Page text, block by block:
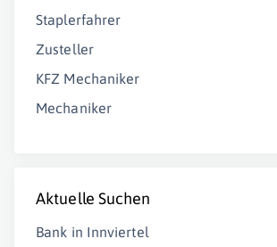
Staplerfahrer
Zusteller
KFZ Mechaniker
Mechaniker
Aktuelle Suchen
Bank in Innviertel